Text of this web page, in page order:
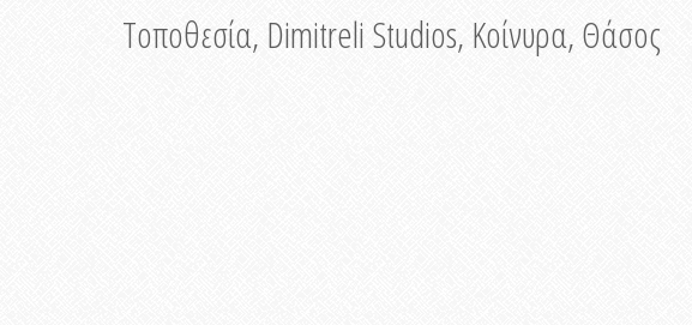
Τοποθεσία, Dimitreli Studios, Κοίνυρα, Θάσος